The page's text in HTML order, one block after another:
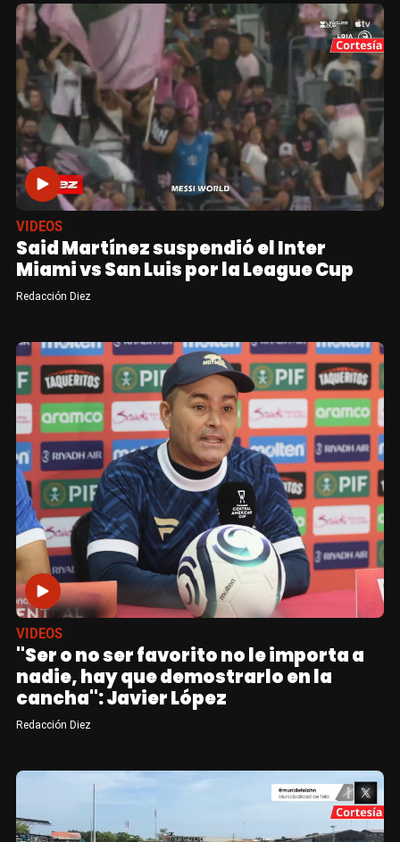
VIDEOS
Said Martínez suspendió el Inter
Miami vs San Luis por la League Cup
Redacción Diez
VIDEOS
"Ser o no ser favorito no le importa a
nadie, hay que demostrarlo en la
cancha": Javier López
Redacción Diez